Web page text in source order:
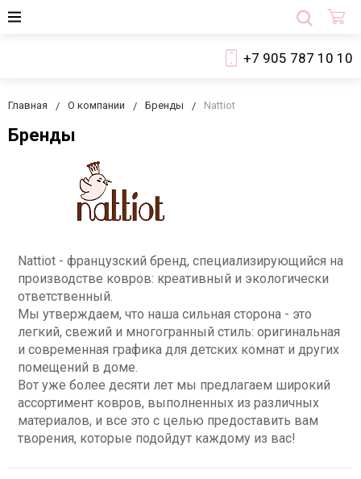
+7 905 787 10 10
Главная О компании Бренды Nattiot
Бренды
Nattiot - французский бренд, специализирующийся на
производстве ковров: креативный и экологически
ответственный.
Мы утверждаем, что наша сильная сторона - это
легкий, свежий и многогранный стиль: оригинальная
и современная графика для детских комнат и других
помещений в доме.
Вот уже более десяти лет мы предлагаем широкий
ассортимент ковров, выполненных из различных
материалов, и все это с целью предоставить вам
творения, которые подойдут каждому из вас!